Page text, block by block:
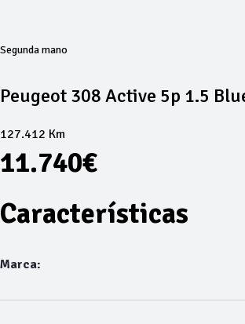
Segunda mano
Peugeot 308 Active 5p 1.5
127.412 Km
11.740€
Características
Marca: